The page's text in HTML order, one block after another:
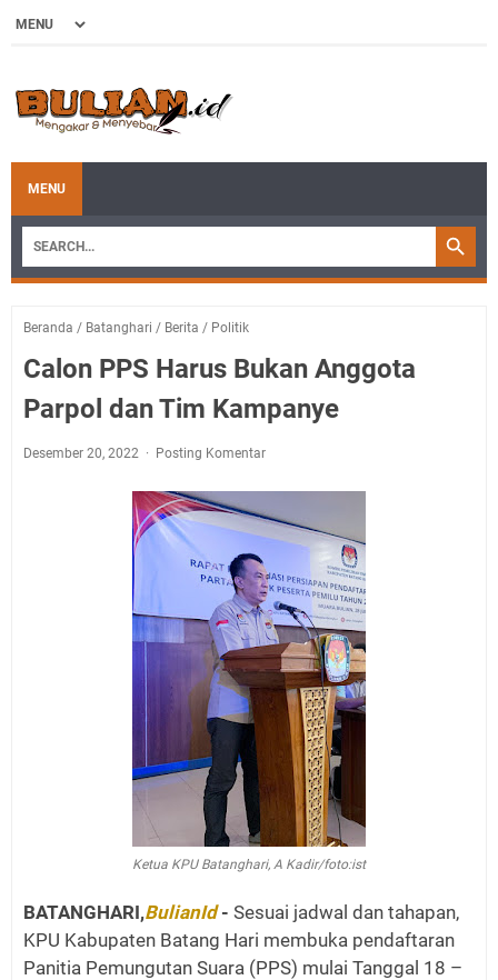
MENU
Beranda / Batanghari / Berita / Politik
Calon PPS Harus Bukan Anggota
Parpol dan Tim Kampanye
Desember 20, 2022 Posting Komentar
Ketua KPU Batanghari, A Kadir/foto:ist
BATANGHARI,BulianId- Sesuai jadwal dan tahapan,
KPU Kabupaten Batang Hari membuka pendaftaran
Panitia Pemungutan Suara (PPS) mulai Tanggal 18 –